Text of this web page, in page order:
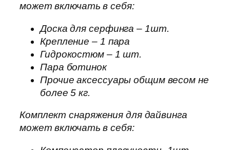
может включать в себя:
Доска для серфинга – 1шт.
Крепление – 1 пара
Гидрокостюм – 1 шт.
Пара ботинок
Прочие аксессуары общим весом не
более 5 кг.
Комплект снаряжения для дайвинга
может включать в себя: